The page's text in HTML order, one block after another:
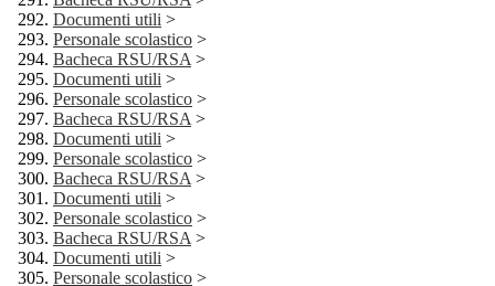
Documenti utili >
Personale scolastico >
Bacheca RSU/RSA >
Documenti utili >
Personale scolastico >
Bacheca RSU/RSA >
Documenti utili >
Personale scolastico >
Bacheca RSU/RSA >
Documenti utili >
Personale scolastico >
Bacheca RSU/RSA >
Documenti utili >
Personale scolastico >